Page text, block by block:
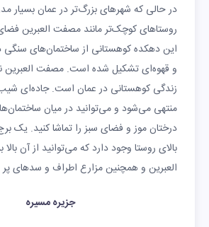
در حالی که شهرهای بزرگ‌تر در عمان بسیار
روستاهای کوچک‌تر مانند مصفت العبرین
این دهکده کوهستانی از ساختمان‌های سنگی
و قهوه‌ای تشکیل شده است. مصفت العبرین
زندگی کوهستانی در عمان است. جاده‌ای
منتهی می‌شود و می‌توانید در میان
درختان موز و فضای سبز را تماشا کنید. یک
بالای روستا وجود دارد که می‌توانید از آن
العبرین و همچنین مزارع اطراف و سدهای پر
جزیره مسیره